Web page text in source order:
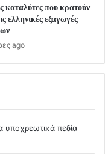
καταλύτες που κρατούν
ελληνικές εξαγωγές
ago
υποχρεωτικά πεδία